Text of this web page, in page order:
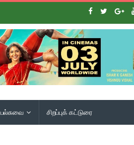
பல்சுவை சிறப்புக் கட்டுரை